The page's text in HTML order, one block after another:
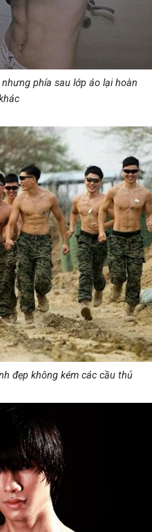
phía sau lớp áo lại hoàn
đẹp không kém các cầu thủ